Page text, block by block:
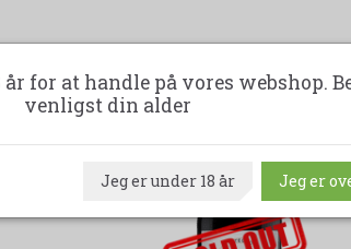
for at handle på vores webshop.
venligst din alder
Jeg er under 18 år Jeg er